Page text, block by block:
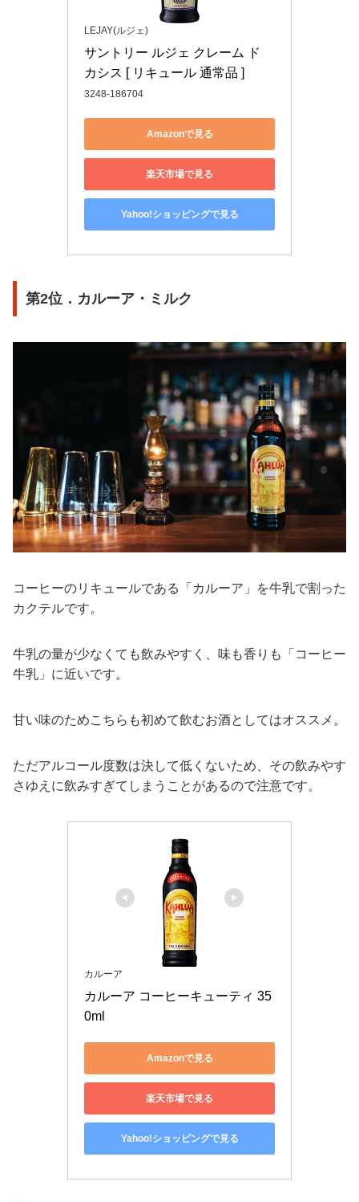
LEJAY(ルジェ)
サントリー ルジェ クレーム ド
カシス [ リキュール 通常品 ]
3248-186704
Amazonで見る
楽天市場で見る
Yahoo!ショッピングで見る
第2位．カルーア・ミルク
コーヒーのリキュールである「カルーア」を牛乳で割った
カクテルです。
牛乳の量が少なくても飲みやすく、味も香りも「コーヒー
牛乳」に近いです。
甘い味のためこちらも初めて飲むお酒としてはオススメ。
ただアルコール度数は決して低くないため、その飲みやす
さゆえに飲みすぎてしまうことがあるので注意です。
カルーア
カルーア コーヒーキューティ 35
0ml
Amazonで見る
楽天市場で見る
Yahoo!ショッピングで見る